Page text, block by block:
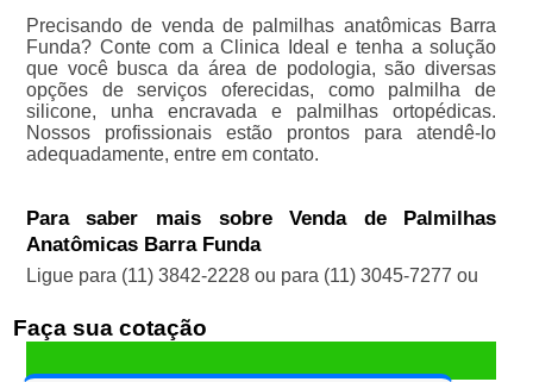
Precisando de venda de palmilhas anatômicas Barra
Funda? Conte com a Clinica Ideal e tenha a solução
que você busca da área de podologia, são diversas
opções de serviços oferecidas, como palmilha de
silicone, unha encravada e palmilhas ortopédicas.
Nossos profissionais estão prontos para atendê-lo
adequadamente, entre em contato.
Para saber mais sobre Venda de Palmilhas
Anatômicas Barra Funda
Ligue para (11) 3842-2228ou para (11) 3045-7277 ou
Faça sua cotação